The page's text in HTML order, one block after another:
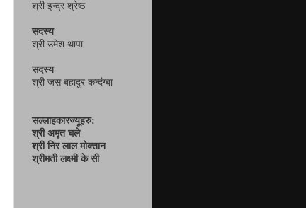
श्री इन्द्र श्रेष्ठ
सदस्य
श्री उमेश थापा
सदस्य
श्री जस बहादुर कन्दंग्बा
सल्लाहकारज्यूहरु:
श्री अमृत घले
श्री निर लाल मोक्तान
श्रीमती लक्ष्मी के सी